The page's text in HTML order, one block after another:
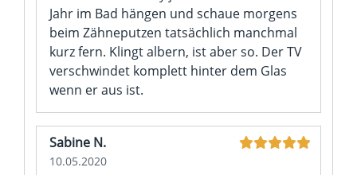
Jahr im Bad hängen und schaue morgens
beim Zähneputzen tatsächlich manchmal
kurz fern. Klingt albern, ist aber so. Der TV
verschwindet komplett hinter dem Glas
wenn er aus ist.
Sabine N.
10.05.2020